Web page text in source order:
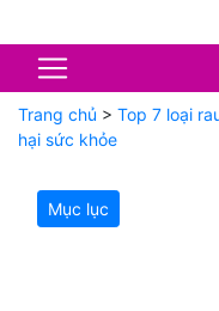
Trang chủ > Top 7 loại
hại sức khỏe
Mục lục